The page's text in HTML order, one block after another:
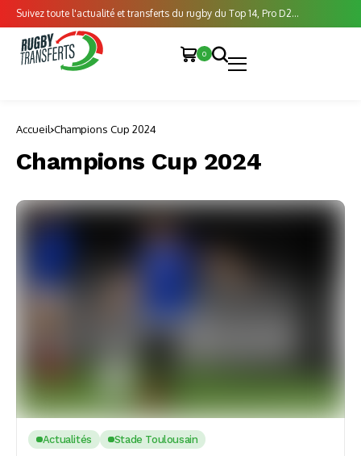
Suivez toute l'actualité et transferts du rugby du Top 14, Pro D2...
0
Accueil Champions Cup 2024
Champions Cup 2024
Actualités Stade Toulousain